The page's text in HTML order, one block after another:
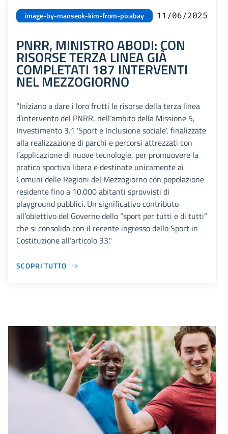
image-by-manseok-kim-from-pixabay 11/06/2025
PNRR, MINISTRO ABODI: CON
RISORSE TERZA LINEA GIÀ
COMPLETATI 187 INTERVENTI
NEL MEZZOGIORNO
“Iniziano a dare i loro frutti le risorse della terza linea
d’intervento del PNRR, nell’ambito della Missione 5,
Investimento 3.1 'Sport e Inclusione sociale', finalizzate
alla realizzazione di parchi e percorsi attrezzati con
l’applicazione di nuove tecnologie, per promuovere la
pratica sportiva libera e destinate unicamente ai
Comuni delle Regioni del Mezzogiorno con popolazione
residente fino a 10.000 abitanti sprovvisti di
playground pubblici. Un significativo contributo
all’obiettivo del Governo dello “sport per tutti e di tutti”
che si consolida con il recente ingresso dello Sport in
Costituzione all’articolo 33."
SCOPRI TUTTO